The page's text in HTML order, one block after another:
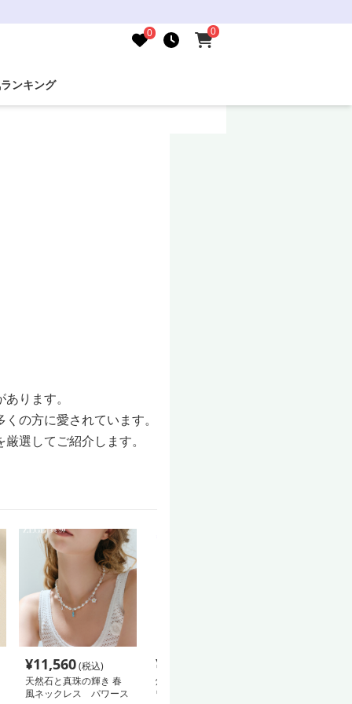
0 0
ランキング
ります。
の方に愛されています。
選してご紹介します。
¥11,560(税込)
天然石と真珠の輝き 春
風ネックレス パワース
¥
煌めき結晶 ドロップ パ
ワーピアス パワースト